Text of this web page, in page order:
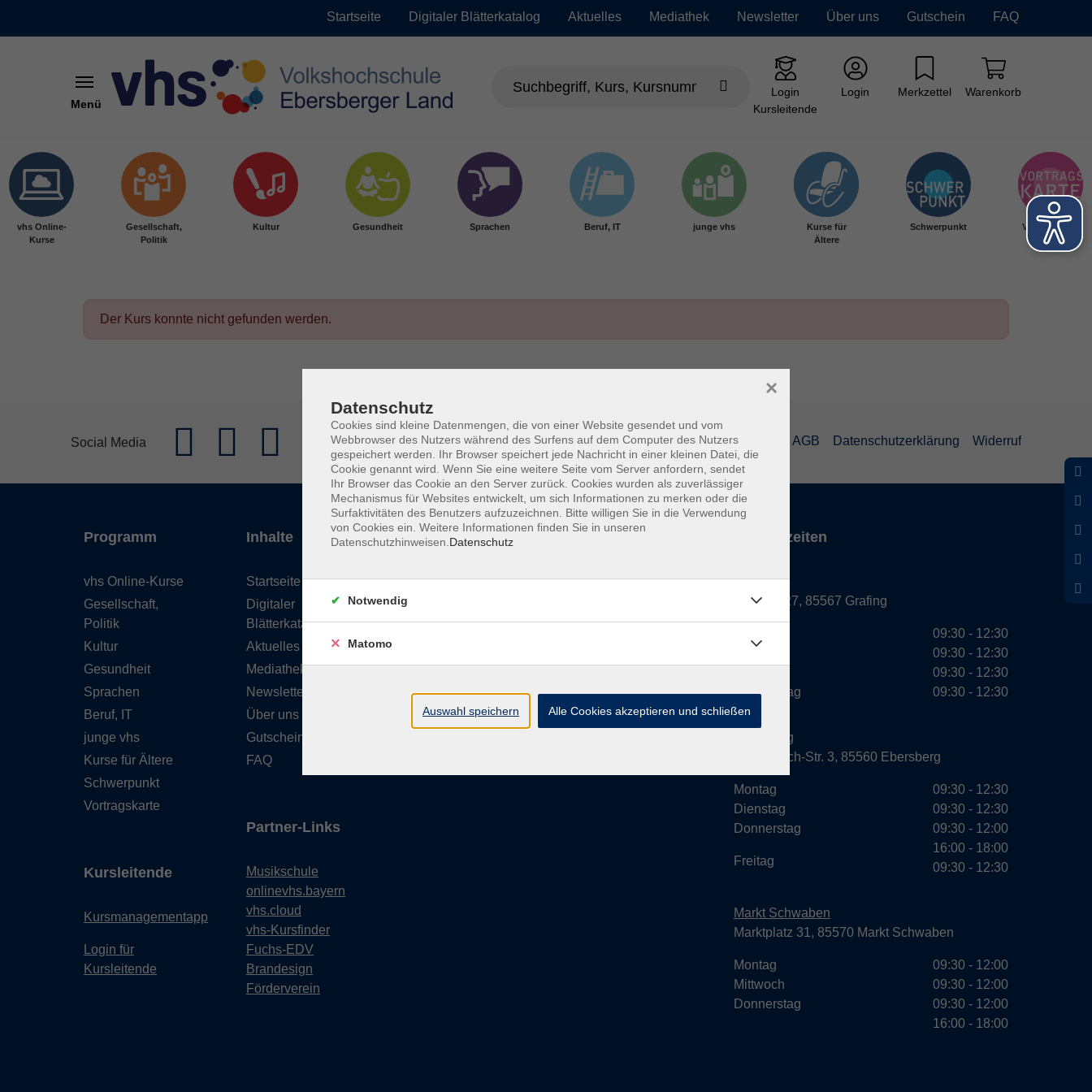
Startseite Digitaler Blätterkatalog Aktuelles Mediathek Newsletter Über uns Gutschein FAQ
Menü
Login
Kursleitende
Login Merkzettel Warenkorb
vhs Online-
Kurse
Gesellschaft,
Politik
Kultur Gesundheit Sprachen Beruf, IT junge vhs
Kurse für
Ältere
Schwerpunkt Vortragskarte
Der Kurs konnte nicht gefunden werden.
Social Media Barrierefreiheit Lage & Routenplan Impressum AGB Datenschutzerklärung Widerruf
Programm
vhs Online-Kurse
Gesellschaft,
Politik
Kultur
Gesundheit
Sprachen
Beruf, IT
junge vhs
Kurse für Ältere
Schwerpunkt
Vortragskarte
Kursleitende
Kursmanagementapp
Login für
Kursleitende
Inhalte
Startseite
Digitaler
Blätterkatalog
Aktuelles
Mediathek
Newsletter
Über uns
Gutschein
FAQ
Partner-Links
Musikschule
onlinevhs.bayern
vhs.cloud
vhs-Kursfinder
Fuchs-EDV
Brandesign
Förderverein
Volkshochschule Ebersberger Land im
Servicezeiten
Grafing
Griesstr. 27, 85567 Grafing
Donnerstag
09:30 - 12:30
09:30 - 12:30
09:30 - 12:30
09:30 - 12:30
Ebersberg
Dr.-Wintrich-Str. 3, 85560 Ebersberg
Montag
Dienstag
Donnerstag
Freitag
09:30 - 12:30
09:30 - 12:30
09:30 - 12:00
16:00 - 18:00
09:30 - 12:30
Markt Schwaben
Marktplatz 31, 85570 Markt Schwaben
Montag
Mittwoch
Donnerstag
09:30 - 12:00
09:30 - 12:00
09:30 - 12:00
16:00 - 18:00
Datenschutz
Cookies sind kleine Datenmengen, die von einer Website gesendet und vom
Webbrowser des Nutzers während des Surfens auf dem Computer des Nutzers
gespeichert werden. Ihr Browser speichert jede Nachricht in einer kleinen Datei, die
Cookie genannt wird. Wenn Sie eine weitere Seite vom Server anfordern, sendet
Ihr Browser das Cookie an den Server zurück. Cookies wurden als zuverlässiger
Mechanismus für Websites entwickelt, um sich Informationen zu merken oder die
Surfaktivitäten des Benutzers aufzuzeichnen. Bitte willigen Sie in die Verwendung
von Cookies ein. Weitere Informationen finden Sie in unseren
Datenschutzhinweisen. Datenschutz
×
Notwendig
Matomo
Auswahl speichern Alle Cookies akzeptieren und schließen